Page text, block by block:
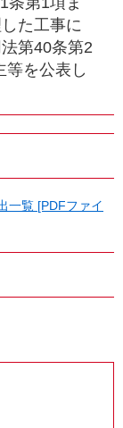
た工事に
第40条第2
等を公表し
一覧 [PDFファイ